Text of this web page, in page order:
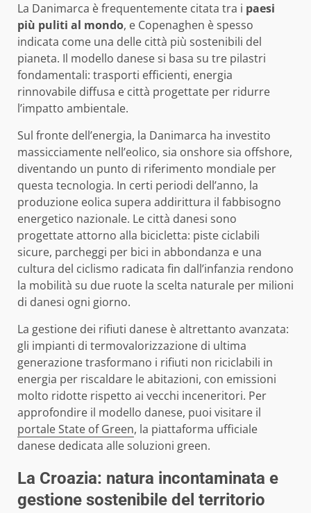
La Danimarca è frequentemente citata tra i paesi
più puliti al mondo, e Copenaghen è spesso
indicata come una delle città più sostenibili del
pianeta. Il modello danese si basa su tre pilastri
fondamentali: trasporti efficienti, energia
rinnovabile diffusa e città progettate per ridurre
l’impatto ambientale.
Sul fronte dell’energia, la Danimarca ha investito
massicciamente nell’eolico, sia onshore sia offshore,
diventando un punto di riferimento mondiale per
questa tecnologia. In certi periodi dell’anno, la
produzione eolica supera addirittura il fabbisogno
energetico nazionale. Le città danesi sono
progettate attorno alla bicicletta: piste ciclabili
sicure, parcheggi per bici in abbondanza e una
cultura del ciclismo radicata fin dall’infanzia rendono
la mobilità su due ruote la scelta naturale per milioni
di danesi ogni giorno.
La gestione dei rifiuti danese è altrettanto avanzata:
gli impianti di termovalorizzazione di ultima
generazione trasformano i rifiuti non riciclabili in
energia per riscaldare le abitazioni, con emissioni
molto ridotte rispetto ai vecchi inceneritori. Per
approfondire il modello danese, puoi visitare il
portale State of Green, la piattaforma ufficiale
danese dedicata alle soluzioni green.
La Croazia: natura incontaminata e
gestione sostenibile del territorio